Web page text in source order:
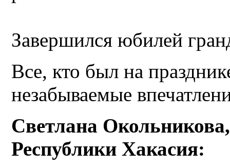
Завершился юбилей
Все, кто был на
незабываемые
Светлана
Республики Хакасия: